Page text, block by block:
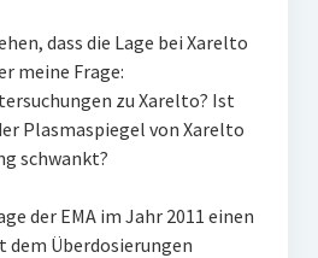
dass die Lage bei Xarelto
meine Frage:
zu Xarelto? Ist
Plasmaspiegel von Xarelto
schwankt?
der EMA im Jahr 2011 einen
Überdosierungen